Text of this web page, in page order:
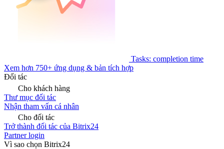
Tasks: completion time
Xem hơn 750+ ứng dụng & bản tích hợp
Đối tác
Cho khách hàng
Thư mục đối tác
Nhận tham vấn cá nhân
Cho đối tác
Trở thành đối tác của Bitrix24
Partner login
Vì sao chọn Bitrix24